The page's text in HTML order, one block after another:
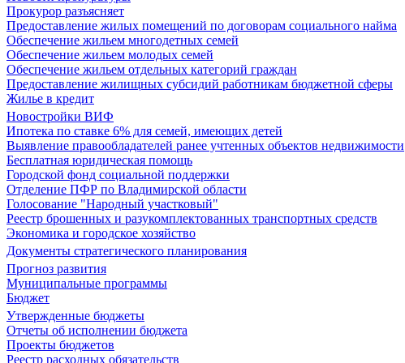
Прокурор разъясняет
Предоставление жилых помещений по договорам социального найма
Обеспечение жильем многодетных семей
Обеспечение жильем молодых семей
Обеспечение жильем отдельных категорий граждан
Предоставление жилищных субсидий работникам бюджетной сферы
Жилье в кредит
Новостройки ВИФ
Ипотека по ставке 6% для семей, имеющих детей
Выявление правообладателей ранее учтенных объектов недвижимости
Бесплатная юридическая помощь
Городской фонд социальной поддержки
Отделение ПФР по Владимирской области
Голосование "Народный участковый"
Реестр брошенных и разукомплектованных транспортных средств
Экономика и городское хозяйство
Документы стратегического планирования
Прогноз развития
Муниципальные программы
Бюджет
Утвержденные бюджеты
Отчеты об исполнении бюджета
Проекты бюджетов
Реестр расходных обязательств